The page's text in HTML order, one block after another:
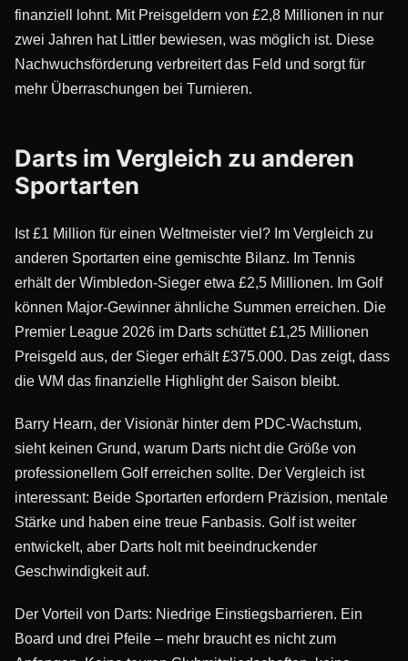
finanziell lohnt. Mit Preisgeldern von £2,8 Millionen in nur
zwei Jahren hat Littler bewiesen, was möglich ist. Diese
Nachwuchsförderung verbreitert das Feld und sorgt für
mehr Überraschungen bei Turnieren.
Darts im Vergleich zu anderen
Sportarten
Ist £1 Million für einen Weltmeister viel? Im Vergleich zu
anderen Sportarten eine gemischte Bilanz. Im Tennis
erhält der Wimbledon-Sieger etwa £2,5 Millionen. Im Golf
können Major-Gewinner ähnliche Summen erreichen. Die
Premier League 2026 im Darts schüttet £1,25 Millionen
Preisgeld aus, der Sieger erhält £375.000. Das zeigt, dass
die WM das finanzielle Highlight der Saison bleibt.
Barry Hearn, der Visionär hinter dem PDC-Wachstum,
sieht keinen Grund, warum Darts nicht die Größe von
professionellem Golf erreichen sollte. Der Vergleich ist
interessant: Beide Sportarten erfordern Präzision, mentale
Stärke und haben eine treue Fanbasis. Golf ist weiter
entwickelt, aber Darts holt mit beeindruckender
Geschwindigkeit auf.
Der Vorteil von Darts: Niedrige Einstiegsbarrieren. Ein
Board und drei Pfeile – mehr braucht es nicht zum